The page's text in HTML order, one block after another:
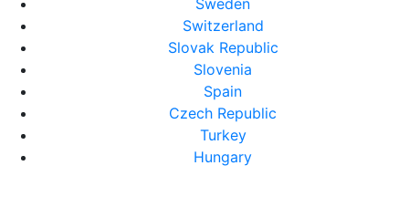
Sweden
Switzerland
Slovak Republic
Slovenia
Spain
Czech Republic
Turkey
Hungary